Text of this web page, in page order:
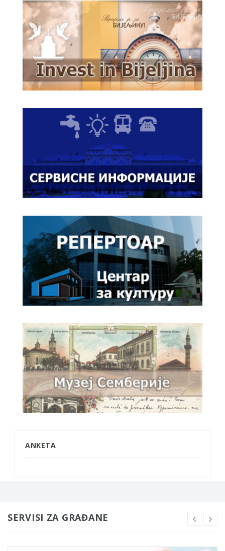
ANKETA
SERVISI ZA GRAĐANE